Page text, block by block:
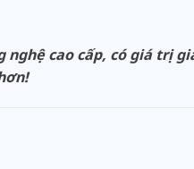
nghệ cao cấp, có giá trị